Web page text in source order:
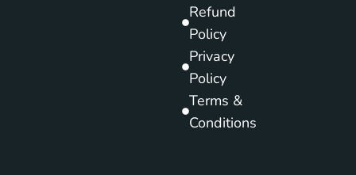
Refund
Policy
Privacy
Policy
Terms &
Conditions